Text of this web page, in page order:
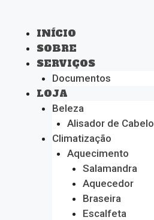
INÍCIO
SOBRE
SERVIÇOS
Documentos
LOJA
Beleza
Alisador de Cabelo
Climatização
Aquecimento
Salamandra
Aquecedor
Braseira
Escalfeta